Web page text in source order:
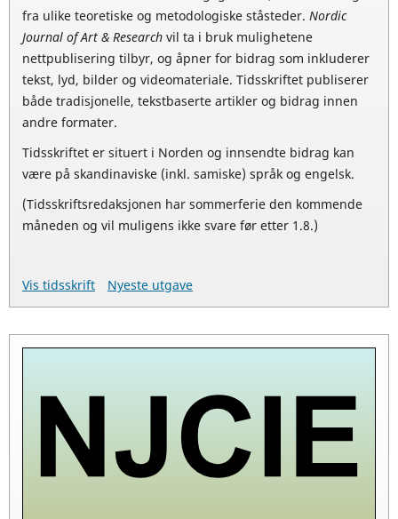
fra ulike teoretiske og metodologiske ståsteder. Nordic
Journal of Art & Researchvil ta i bruk mulighetene
nettpublisering tilbyr, og åpner for bidrag som inkluderer
tekst, lyd, bilder og videomateriale. Tidsskriftet publiserer
både tradisjonelle, tekstbaserte artikler og bidrag innen
andre formater.
Tidsskriftet er situert i Norden og innsendte bidrag kan
være på skandinaviske (inkl. samiske) språk og engelsk.
(Tidsskriftsredaksjonen har sommerferie den kommende
måneden og vil muligens ikke svare før etter 1.8.)
Vis tidsskrift Nyeste utgave